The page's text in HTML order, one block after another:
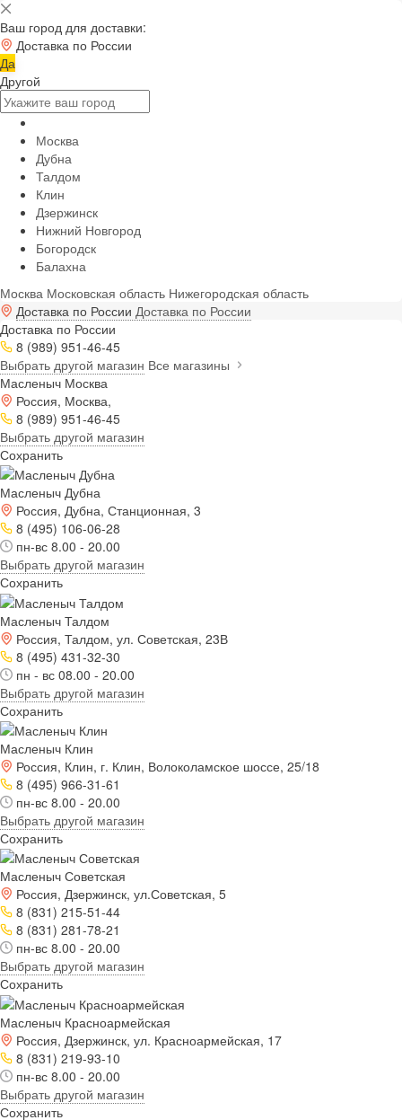
Ваш город для доставки:
Доставка по России
Да
Другой
Москва
Дубна
Талдом
Клин
Дзержинск
Нижний Новгород
Богородск
Балахна
Москва Московская область Нижегородская область
Доставка по России Доставка по России
Доставка по России
8 (989) 951-46-45
Выбрать другой магазин Все магазины
Масленыч Москва
Россия, Москва,
8 (989) 951-46-45
Выбрать другой магазин
Сохранить
Масленыч Дубна
Россия, Дубна, Станционная, 3
8 (495) 106-06-28
пн-вс 8.00 - 20.00
Выбрать другой магазин
Сохранить
Масленыч Талдом
Россия, Талдом, ул. Советская, 23В
8 (495) 431-32-30
пн - вс 08.00 - 20.00
Выбрать другой магазин
Сохранить
Масленыч Клин
Россия, Клин, г. Клин, Волоколамское шоссе, 25/18
8 (495) 966-31-61
пн-вс 8.00 - 20.00
Выбрать другой магазин
Сохранить
Масленыч Советская
Россия, Дзержинск, ул.Советская, 5
8 (831) 215-51-44
8 (831) 281-78-21
пн-вс 8.00 - 20.00
Выбрать другой магазин
Сохранить
Масленыч Красноармейская
Россия, Дзержинск, ул. Красноармейская, 17
8 (831) 219-93-10
пн-вс 8.00 - 20.00
Выбрать другой магазин
Сохранить